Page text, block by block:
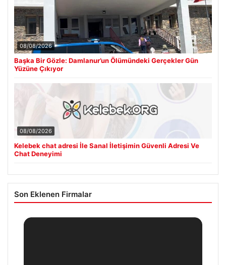
08/08/2026
Başka Bir Gözle: Damlanur’un Ölümündeki Gerçekler Gün
Yüzüne Çıkıyor
08/08/2026
Kelebek chat adresi İle Sanal İletişimin Güvenli Adresi Ve
Chat Deneyimi
Son Eklenen Firmalar